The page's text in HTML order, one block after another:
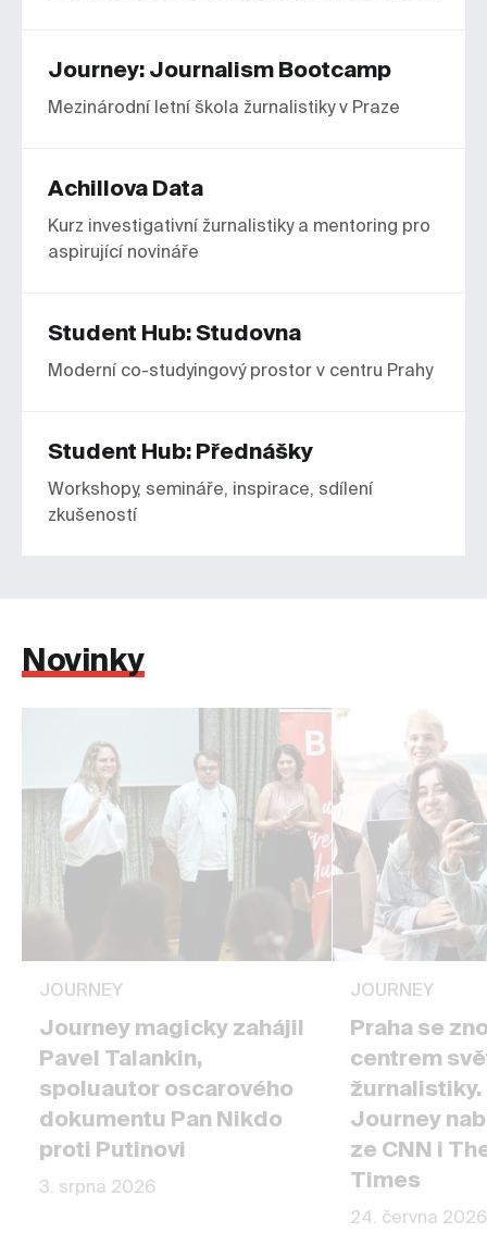
Journey: Journalism Bootcamp
Mezinárodní letní škola žurnalistiky v Praze
Achillova Data
Kurz investigativní žurnalistiky a mentoring pro
aspirující novináře
Student Hub: Studovna
Moderní co-studyingový prostor v centru Prahy
Student Hub: Přednášky
Workshopy, semináře, inspirace, sdílení
zkušeností
Novinky
JOURNEY
Journey magicky zahájil
Pavel Talankin,
spoluautor oscarového
dokumentu Pan Nikdo
proti Putinovi
3. srpna 2026
JOURNEY
Praha se
centrem
žurnalistiky.
Journey
ze CNN i
Times
24. června 2026